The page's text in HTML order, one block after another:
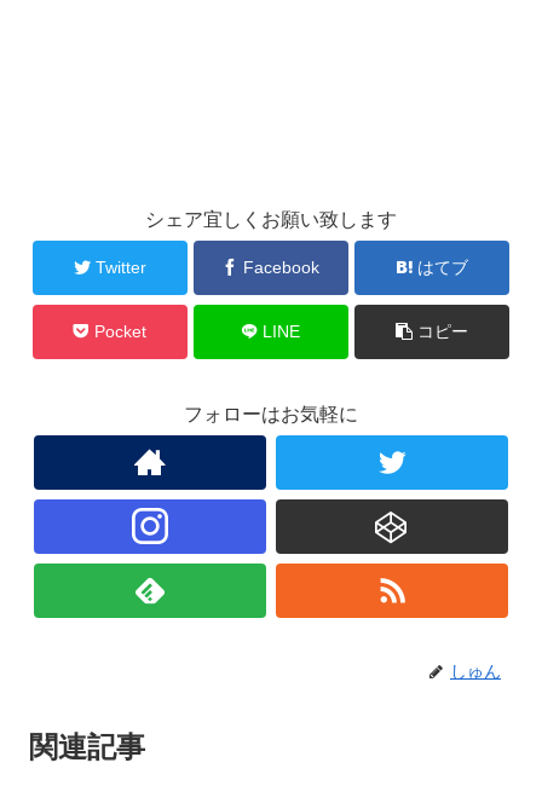
シェア宜しくお願い致します
Twitter Facebook はてブ
Pocket LINE コピー
フォローはお気軽に
しゅん
関連記事